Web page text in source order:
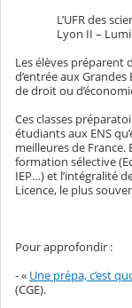
L’UFR des
Lyon II –
Les élèves préparent
d’entrée aux
de droit ou
Ces classes
étudiants aux ENS
meilleures de
formation sélective
IEP…) et l’intégralité
Licence, le plus
Pour approfondir :
- « Une prépa, c’est
(CGE).